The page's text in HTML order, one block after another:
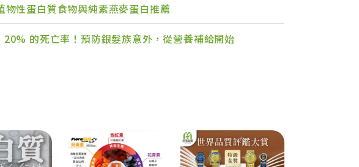
性蛋白質食物與純素燕麥蛋白推薦
的死亡率！預防銀髮族意外，從營養補給開始